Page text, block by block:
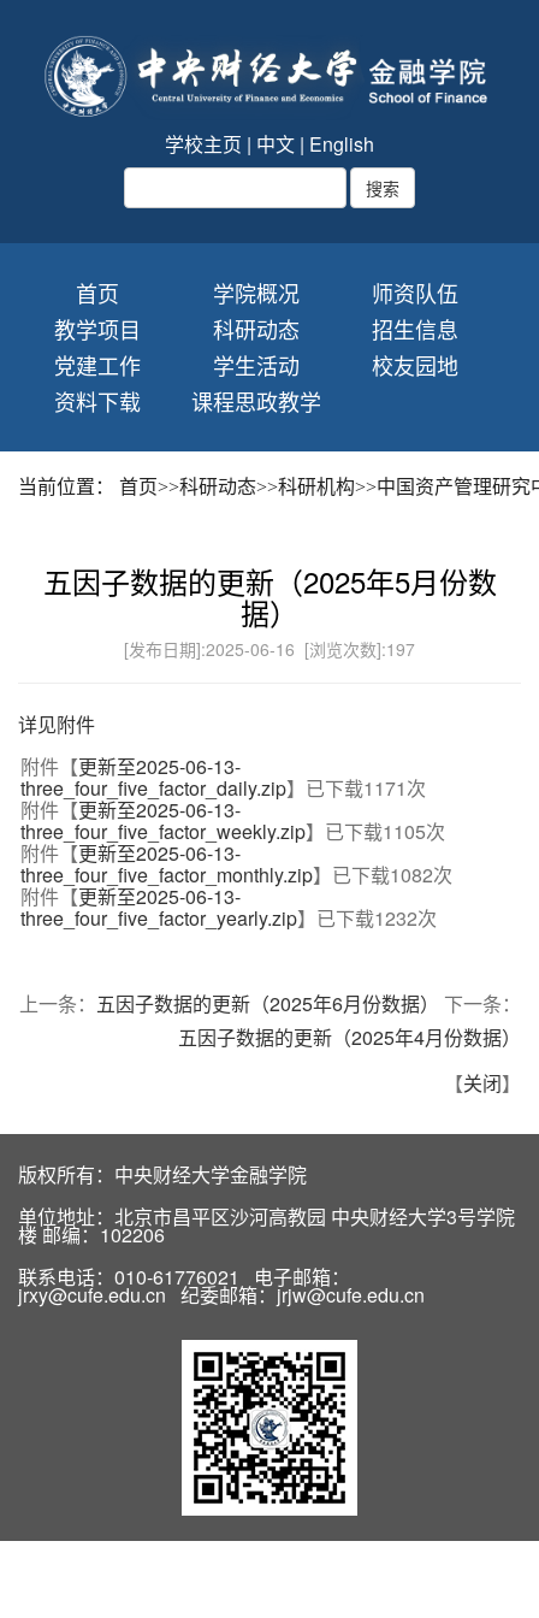
学校主页 | 中文 | English
首页 学院概况
师资队伍
教学项目
科研动态
招生信息
党建工作
学生活动
校友园地
资料下载
课程思政教学
当前位置： 首页>>科研动态>>科研机构>>中国资产管理研究
五因子数据的更新（2025年5月份数
据）
[发布日期]:2025-06-16 [浏览次数]:197
详见附件
附件【更新至2025-06-13-
three_four_five_factor_daily.zip】已下载1171次
附件【更新至2025-06-13-
three_four_five_factor_weekly.zip】已下载1105次
附件【更新至2025-06-13-
three_four_five_factor_monthly.zip】已下载1082次
附件【更新至2025-06-13-
three_four_five_factor_yearly.zip】已下载1232次
上一条： 五因子数据的更新（2025年6月份数据）
下一条：
五因子数据的更新（2025年4月份数据）
【关闭】
版权所有：中央财经大学金融学院
单位地址：北京市昌平区沙河高教园 中央财经大学3号学院
楼 邮编：102206
联系电话：010-61776021 电子邮箱：
jrxy@cufe.edu.cn 纪委邮箱：jrjw@cufe.edu.cn